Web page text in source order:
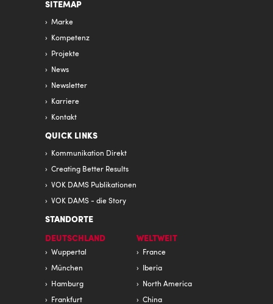
SITEMAP
Marke
Kompetenz
Projekte
News
Newsletter
Karriere
Kontakt
QUICK LINKS
Kommunikation Direkt
Creating Better Results
VOK DAMS Publikationen
VOK DAMS - die Story
STANDORTE
DEUTSCHLAND
Wuppertal
München
Hamburg
Frankfurt
WELTWEIT
France
Iberia
North America
China